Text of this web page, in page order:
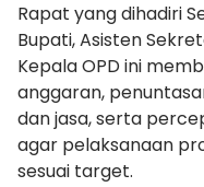
Rapat yang dihadiri
Bupati, Asisten
Kepala OPD ini
anggaran,
dan jasa, serta
agar pelaksanaan
sesuai target.